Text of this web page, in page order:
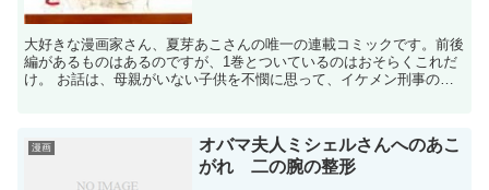
大好きな漫画家さん、夏芽あこさんの唯一の連載コミックです。前後
編があるものはあるのですが、1巻とついているのはおそらくこれだ
け。 お話は、母親がいない子供を不憫に思って、イケメン刑事のお
漫画
オバマ夫人ミシェルさんへのあこ
がれ 二の腕の整形